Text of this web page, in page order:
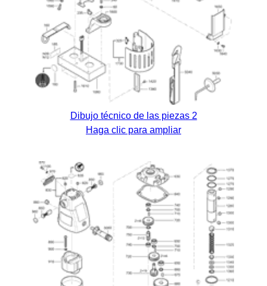
Dibujo técnico de las piezas 2
Haga clic para ampliar